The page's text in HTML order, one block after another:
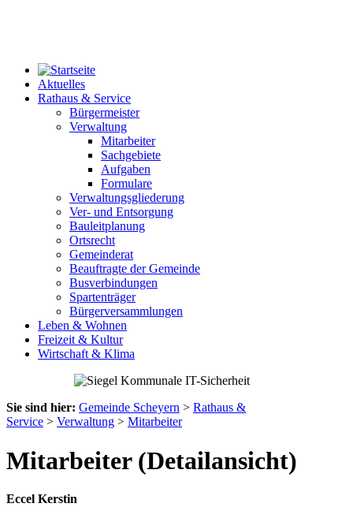
Aktuelles
Rathaus & Service
Bürgermeister
Verwaltung
Mitarbeiter
Sachgebiete
Aufgaben
Formulare
Verwaltungsgliederung
Ver- und Entsorgung
Bauleitplanung
Ortsrecht
Gemeinderat
Beauftragte der Gemeinde
Busverbindungen
Spartenträger
Bürgerversammlungen
Leben & Wohnen
Freizeit & Kultur
Wirtschaft & Klima
Sie sind hier: Gemeinde Scheyern > Rathaus &
Service > Verwaltung > Mitarbeiter
Mitarbeiter (Detailansicht)
Eccel Kerstin